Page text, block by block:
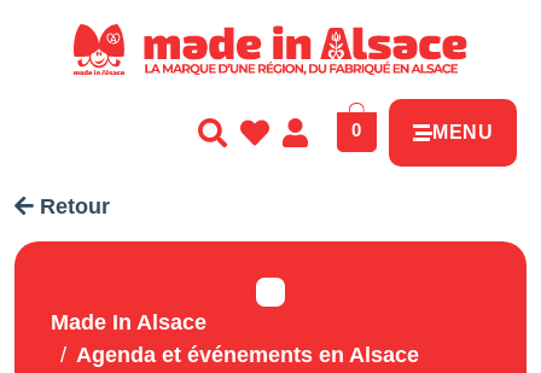
0 MENU
Retour
Made In Alsace
Agenda et événements en Alsace